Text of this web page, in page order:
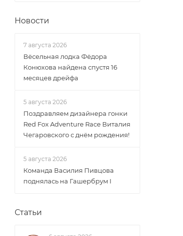
Новости
7 августа 2026
Вёсельная лодка Фёдора
Конюхова найдена спустя 16
месяцев дрейфа
5 августа 2026
Поздравляем дизайнера гонки
Red Fox Adventure Race Виталия
Чегаровского с днём рождения!
5 августа 2026
Команда Василия Пивцова
поднялась на Гашербрум I
Статьи